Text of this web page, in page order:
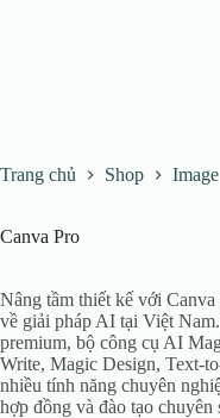
Trang chủ Shop Image
Canva Pro
Nâng tầm thiết kế với
về giải pháp AI tại Việt
premium, bộ công cụ AI
Write, Magic Design, Text-
nhiều tính năng chuyên
hợp đồng và đào tạo chuyên